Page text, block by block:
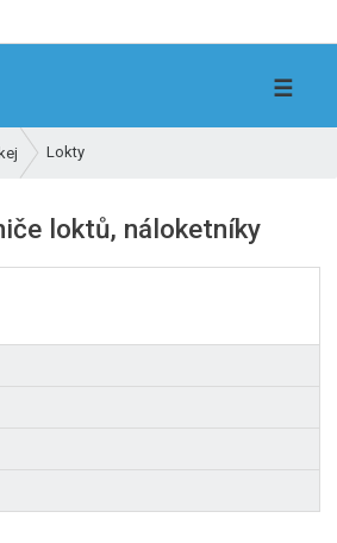
d
a
☰
Lokty
loktů, náloketníky